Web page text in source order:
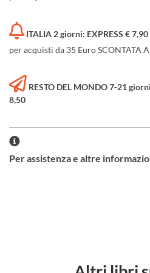
ITALIA 2 giorni: EXPRESS € 7,90
per acquisti da 35 Euro SCONTATA
RESTO DEL MONDO 7-21
8,50
Per assistenza e altre